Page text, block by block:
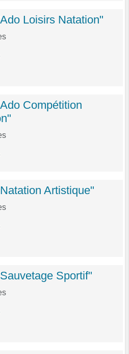
Loisirs Natation"
Compétition
Artistique"
Sportif"